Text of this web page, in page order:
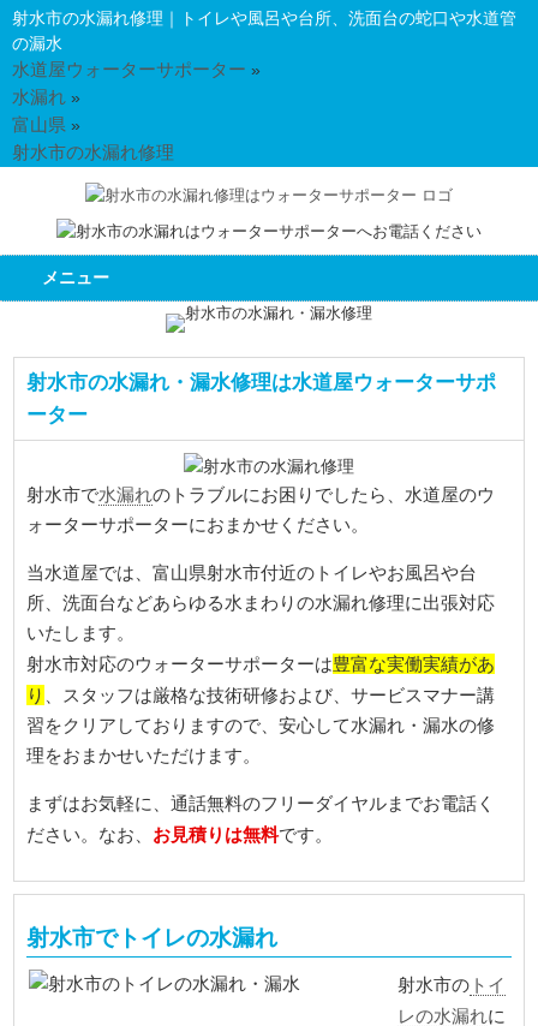
射水市の水漏れ修理｜トイレや風呂や台所、洗面台の蛇口や水道管
の漏水
水道屋ウォーターサポーター »
水漏れ »
富山県 »
射水市の水漏れ修理
メニュー
射水市の水漏れ・漏水修理は水道屋ウォーターサポ
ーター
射水市で水漏れのトラブルにお困りでしたら、水道屋のウ
ォーターサポーターにおまかせください。
当水道屋では、富山県射水市付近のトイレやお風呂や台
所、洗面台などあらゆる水まわりの水漏れ修理に出張対応
いたします。
射水市対応のウォーターサポーターは豊富な実働実績があ
り 、スタッフは厳格な技術研修および、サービスマナー講
習をクリアしておりますので、安心して水漏れ・漏水の修
理をおまかせいただけます。
まずはお気軽に、通話無料のフリーダイヤルまでお電話く
ださい。なお、 お見積りは無料です。
射水市でトイレの水漏れ
射水市の トイ
レの水漏れに